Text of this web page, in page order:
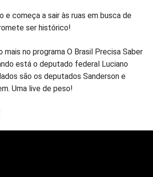
e começa a sair às ruas em busca de
ser histórico!
mais no programa O Brasil Precisa Saber
está o deputado federal Luciano
são os deputados Sanderson e
Uma live de peso!